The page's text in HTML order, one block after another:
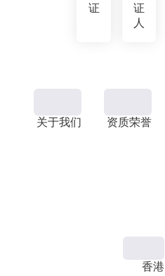
证
证
人
关于我们 资质荣誉
香港